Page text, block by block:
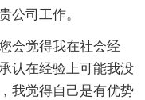
公司工作。
会觉得我在社会经
认在经验上可能我没
我觉得自己是有优势